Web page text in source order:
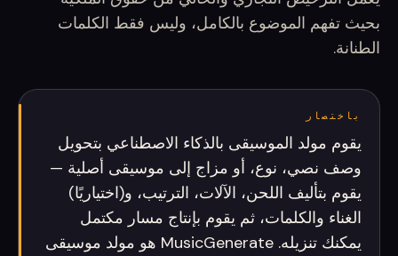
بحيث تفهم الموضوع بالكامل، وليس فقط الكلمات
الطنانة.
باختصار
يقوم مولد الموسيقى بالذكاء الاصطناعي بتحويل
وصف نصي، نوع، أو مزاج إلى موسيقى أصلية —
يقوم بتأليف اللحن، الآلات، الترتيب، و(اختياريًا)
الغناء والكلمات، ثم يقوم بإنتاج مسار مكتمل
يمكنك تنزيله. MusicGenerate هو مولد موسيقى